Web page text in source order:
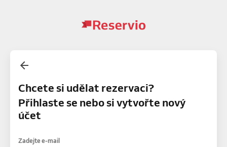
Chcete si udělat rezervaci?
Přihlaste se nebo si vytvořte nový
účet
Zadejte e-mail